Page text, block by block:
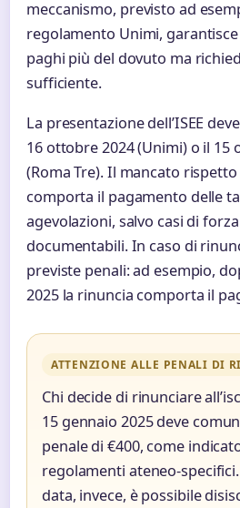
meccanismo, previsto ad
regolamento Unimi,
paghi più del dovuto ma
sufficiente.
La presentazione dell’ISEE
16 ottobre 2024 (Unimi) o il 15
(Roma Tre). Il mancato
comporta il pagamento delle
agevolazioni, salvo casi di
documentabili. In caso di
previste penali: ad esempio,
2025 la rinuncia comporta il
ATTENZIONE ALLE PENALI DI
Chi decide di rinunciare
15 gennaio 2025 deve
penale di €400, come
regolamenti ateneo-
data, invece, è possibile